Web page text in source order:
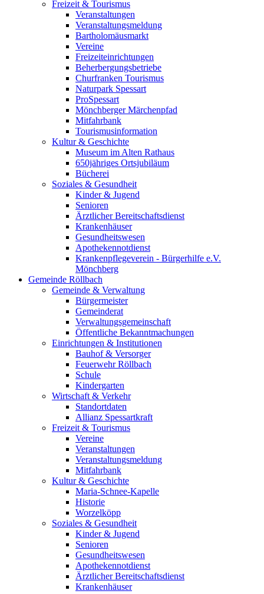
Freizeit & Tourismus
Veranstaltungen
Veranstaltungsmeldung
Bartholomäusmarkt
Vereine
Freizeiteinrichtungen
Beherbergungsbetriebe
Churfranken Tourismus
Naturpark Spessart
ProSpessart
Mönchberger Märchenpfad
Mitfahrbank
Tourismusinformation
Kultur & Geschichte
Museum im Alten Rathaus
650jähriges Ortsjubiläum
Bücherei
Soziales & Gesundheit
Kinder & Jugend
Senioren
Ärztlicher Bereitschaftsdienst
Krankenhäuser
Gesundheitswesen
Apothekennotdienst
Krankenpflegeverein - Bürgerhilfe e.V.
Mönchberg
Gemeinde Röllbach
Gemeinde & Verwaltung
Bürgermeister
Gemeinderat
Verwaltungsgemeinschaft
Öffentliche Bekanntmachungen
Einrichtungen & Institutionen
Bauhof & Versorger
Feuerwehr Röllbach
Schule
Kindergarten
Wirtschaft & Verkehr
Standortdaten
Allianz Spessartkraft
Freizeit & Tourismus
Vereine
Veranstaltungen
Veranstaltungsmeldung
Mitfahrbank
Kultur & Geschichte
Maria-Schnee-Kapelle
Historie
Worzelköpp
Soziales & Gesundheit
Kinder & Jugend
Senioren
Gesundheitswesen
Apothekennotdienst
Ärztlicher Bereitschaftsdienst
Krankenhäuser